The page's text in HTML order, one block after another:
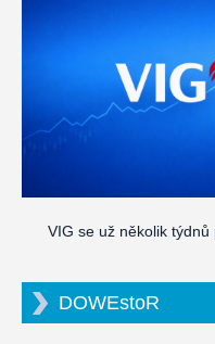
VIG se už několik
DOWEstoR